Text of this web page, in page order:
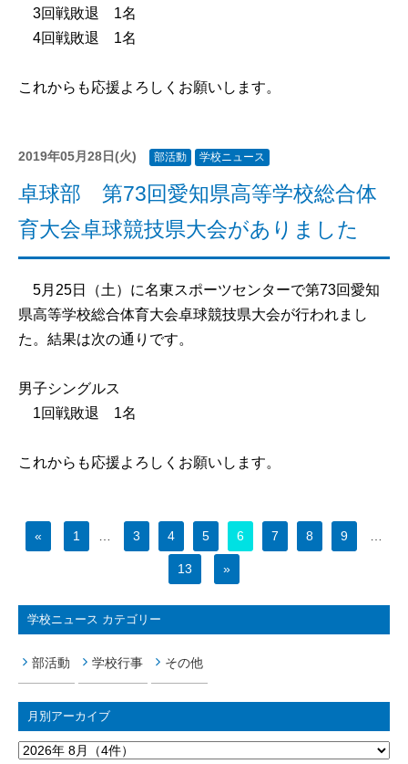
3回戦敗退 1名
4回戦敗退 1名
これからも応援よろしくお願いします。
2019年05月28日(火) 部活動 学校ニュース
卓球部 第73回愛知県高等学校総合体
育大会卓球競技県大会がありました
5月25日（土）に名東スポーツセンターで第73回愛知
県高等学校総合体育大会卓球競技県大会が行われまし
た。結果は次の通りです。
男子シングルス
1回戦敗退 1名
これからも応援よろしくお願いします。
« 1 3 4 5 6 7 8 9
13 »
学校ニュース カテゴリー
部活動 学校行事 その他
月別アーカイブ